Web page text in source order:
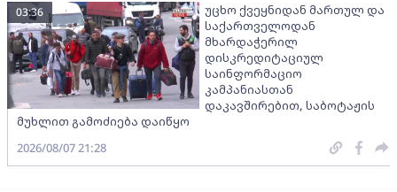
უცხო ქვეყნიდან მართულ და
საქართველოდან
მხარდაჭერილ
დისკრედიტაციულ
საინფორმაციო
კამპანიასთან
დაკავშირებით, საბოტაჟის
მუხლით გამოძიება დაიწყო
03:36
2026/08/07 21:28